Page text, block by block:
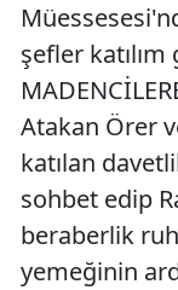
şefler
Atakan Örer
katılan
sohbet edip
beraberlik
yemeğinin